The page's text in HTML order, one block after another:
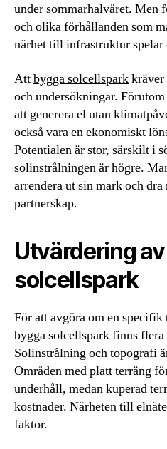
under sommarhalvåret. Men
och olika förhållanden som
närhet till infrastruktur
Attbygga solcellsparkkräver
och undersökningar.
att generera el utan
också vara en ekonomiskt
Potentialen är stor, särskilt i
solinstrålningen är högre.
arrendera ut sin mark och
partnerskap.
Utvärdering
solcellspark
För att avgöra om en
bygga solcellspark finns
Solinstrålning och topografi
Områden med platt terräng
underhåll, medan kuperad
kostnader. Närheten till
faktor.